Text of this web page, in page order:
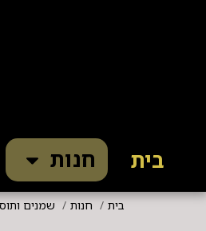
בית חנות
בית חנות שמנים